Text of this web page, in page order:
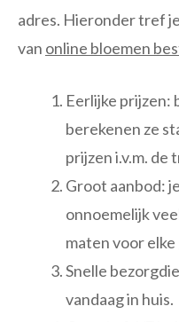
adres. Hieronder tref
van online bloemen
Eerlijke prijzen:
berekenen ze
prijzen i.v.m. de
Groot aanbod:
onnoemelijk
maten voor
Snelle
vandaag in huis.